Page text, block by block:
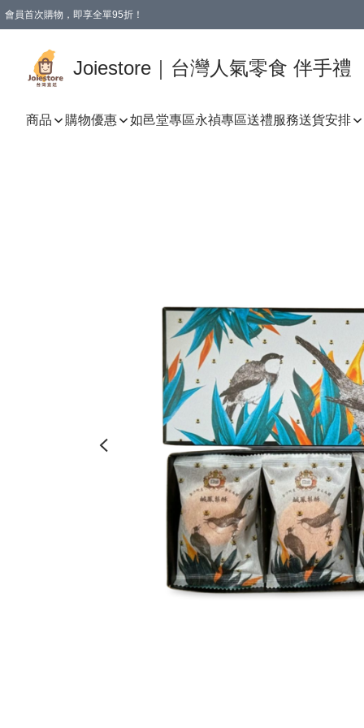
會員首次購物，即享全單95折！
Joiestore｜台灣人氣零食 伴手禮
商品 購物優惠 如邑堂專區永禎專區送禮服務送貨安排